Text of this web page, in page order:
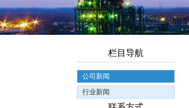
栏目导航
公司新闻
行业新闻